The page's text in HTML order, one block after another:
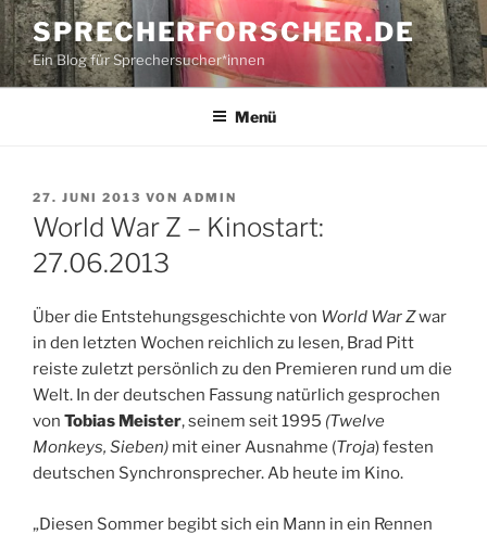
Zum
Inhalt
springen
SPRECHERFORSCHER.DE
Ein Blog für Sprechersucher*innen
Menü
VERÖFFENTLICHT
AM
27. JUNI 2013 VON ADMIN
World War Z – Kinostart:
27.06.2013
Über die Entstehungsgeschichte von World War Zwar
in den letzten Wochen reichlich zu lesen, Brad Pitt
reiste zuletzt persönlich zu den Premieren rund um die
Welt. In der deutschen Fassung natürlich gesprochen
von Tobias Meister, seinem seit 1995 (Twelve
Monkeys, Sieben) mit einer Ausnahme (Troja) festen
deutschen Synchronsprecher. Ab heute im Kino.
„Diesen Sommer begibt sich ein Mann in ein Rennen